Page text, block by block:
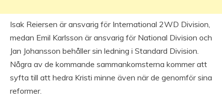
Isak Reiersen är ansvarig för International 2WD Division,
medan Emil Karlsson är ansvarig för National Division och
Jan Johansson behåller sin ledning i Standard Division.
Några av de kommande sammankomsterna kommer att
syfta till att hedra Kristi minne även när de genomför sina
reformer.